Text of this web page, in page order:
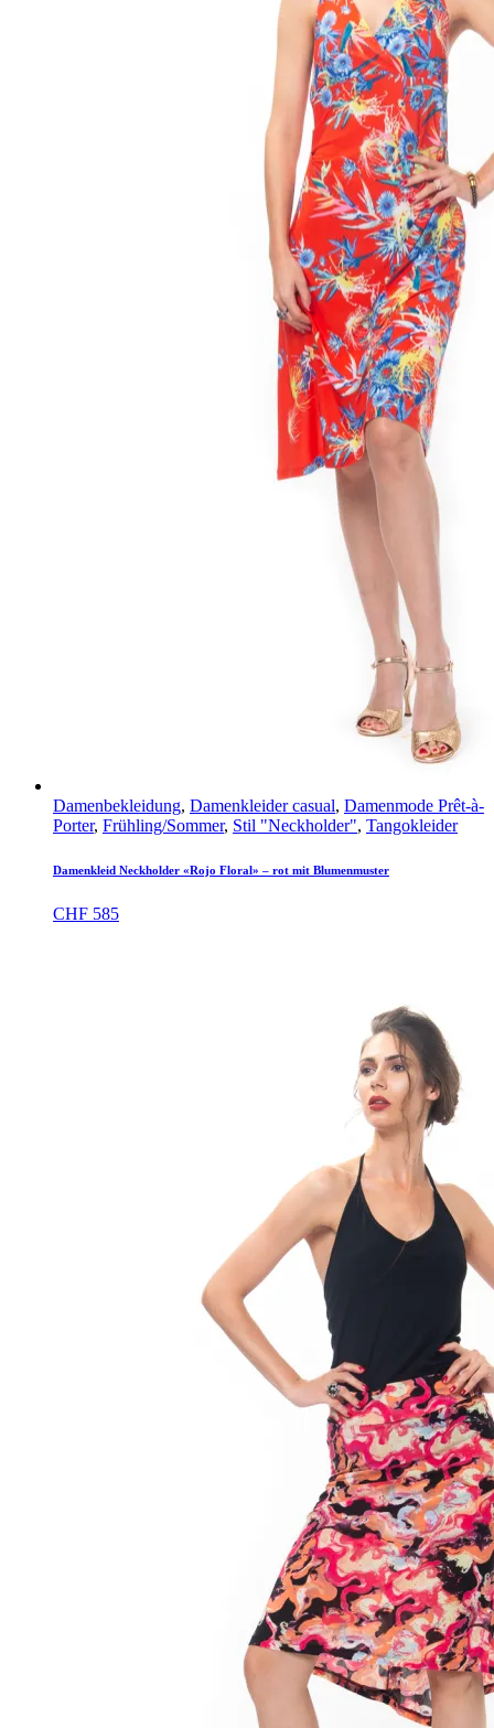
Damenbekleidung, Damenkleider casual, Damenmode Prêt-à-
Porter, Frühling/Sommer, Stil "Neckholder", Tangokleider
Damenkleid Neckholder «Rojo Floral» – rot mit Blumenmuster
CHF 585